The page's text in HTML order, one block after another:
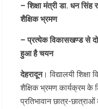
– शिक्षा मंत्री डा. धन
शैक्षिक भ्रमण
– प्रत्येक विकासखण्ड से
हुआ है चयन
देहरादून। विद्यालयी
शैक्षिक भ्रमण कार्यक्रम के
प्रतिभावान छात्र-